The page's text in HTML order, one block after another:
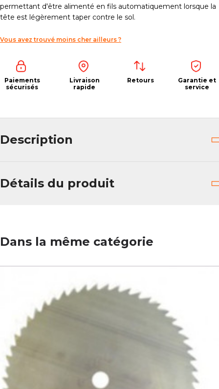
permettant d'être alimenté en fils automatiquement lorsque la
tête est légèrement taper contre le sol.
Vous avez trouvé moins cher ailleurs ?
Paiements
sécurisés
Livraison
rapide
Retours
Garantie et
service
Description
Détails du produit
Dans la même catégorie